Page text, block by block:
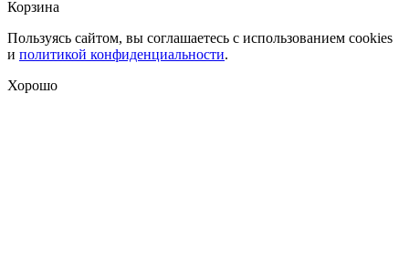
Корзина
Пользуясь сайтом, вы соглашаетесь с использованием cookies
и политикой конфиденциальности.
Хорошо